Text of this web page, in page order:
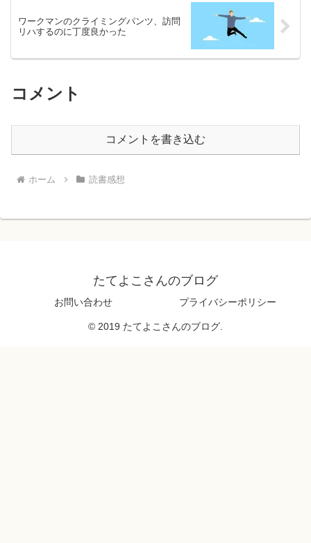
ワークマンのクライミングパンツ、訪問
リハするのに丁度良かった
コメント
コメントを書き込む
ホーム 読書感想
たてよこさんのブログ
お問い合わせ プライバシーポリシー
© 2019 たてよこさんのブログ.